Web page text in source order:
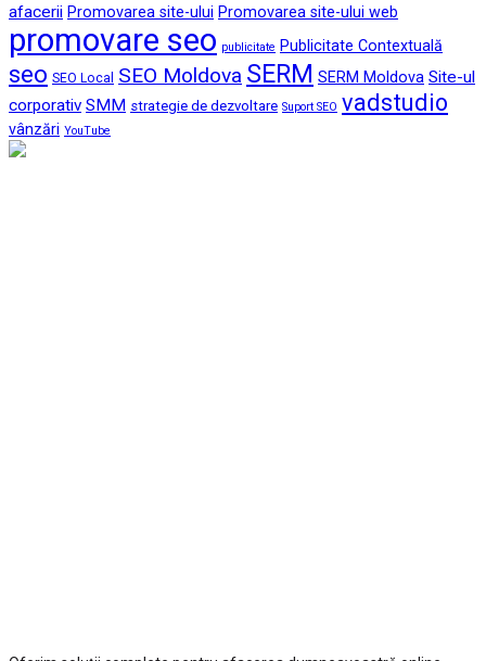
afacerii Promovarea site-ului Promovarea site-ului web
promovare seo publicitate Publicitate Contextuală
seo SEO Local SEO Moldova SERM SERM Moldova Site-ul
corporativ SMM strategie de dezvoltare Suport SEO vadstudio
vânzări YouTube